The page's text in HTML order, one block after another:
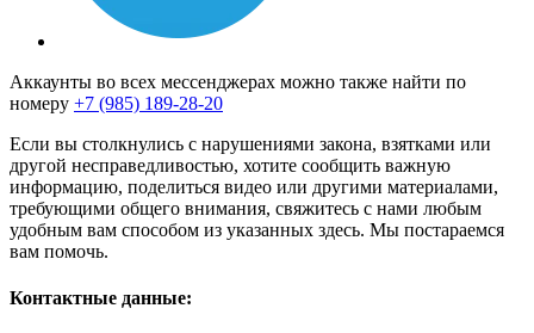
Аккаунты во всех мессенджерах можно также найти по
номеру +7 (985) 189-28-20
Если вы столкнулись с нарушениями закона, взятками или
другой несправедливостью, хотите сообщить важную
информацию, поделиться видео или другими материалами,
требующими общего внимания, свяжитесь с нами любым
удобным вам способом из указанных здесь. Мы постараемся
вам помочь.
Контактные данные: